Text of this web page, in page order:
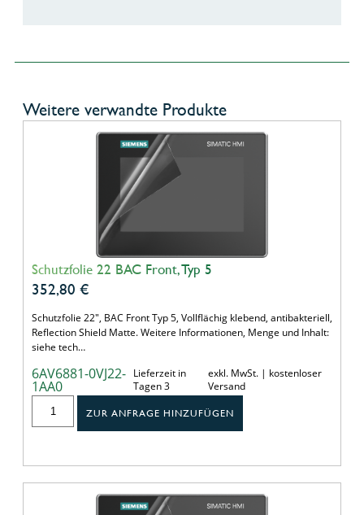
Weitere verwandte Produkte
Schutzfolie 22 BAC Front, Typ 5
352,80 €
Schutzfolie 22", BAC Front Typ 5, Vollflächig klebend, antibakteriell,
Reflection Shield Matte. Weitere Informationen, Menge und Inhalt:
siehe tech…
6AV6881-0VJ22-
1AA0
Lieferzeit in
Tagen 3
exkl. MwSt. | kostenloser
Versand
ZUR ANFRAGE HINZUFÜGEN